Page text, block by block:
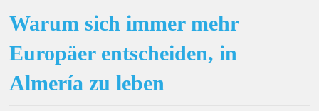
Warum sich immer mehr
Europäer entscheiden, in
Almería zu leben